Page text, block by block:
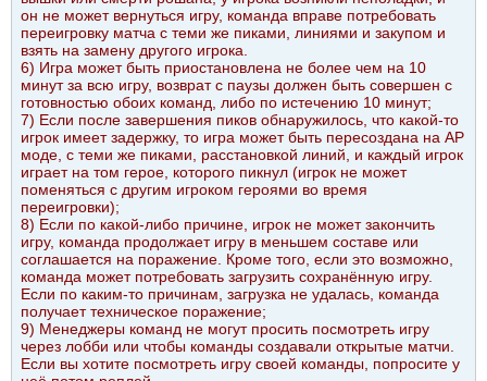
он не может вернуться игру, команда вправе потребовать
переигровку матча с теми же пиками, линиями и закупом и
взять на замену другого игрока.
6) Игра может быть приостановлена не более чем на 10
минут за всю игру, возврат с паузы должен быть совершен с
готовностью обоих команд, либо по истечению 10 минут;
7) Если после завершения пиков обнаружилось, что какой-то
игрок имеет задержку, то игра может быть пересоздана на AP
моде, с теми же пиками, расстановкой линий, и каждый игрок
играет на том герое, которого пикнул (игрок не может
поменяться с другим игроком героями во время
переигровки);
8) Если по какой-либо причине, игрок не может закончить
игру, команда продолжает игру в меньшем составе или
соглашается на поражение. Кроме того, если это возможно,
команда может потребовать загрузить сохранённую игру.
Если по каким-то причинам, загрузка не удалась, команда
получает техническое поражение;
9) Менеджеры команд не могут просить посмотреть игру
через лобби или чтобы команды создавали открытые матчи.
Если вы хотите посмотреть игру своей команды, попросите у